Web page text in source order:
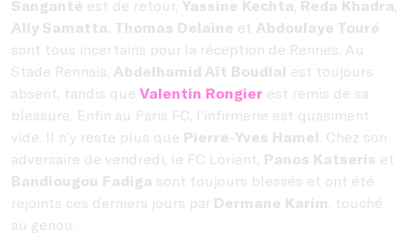
Sanganté est de retour, Yassine Kechta, Reda Khadra,
Ally Samatta, Thomas Delaine et Abdoulaye Touré
sont tous incertains pour la réception de Rennes. Au
Stade Rennais, Abdelhamid Aït Boudlal est toujours
absent, tandis que Valentin Rongier est remis de sa
blessure. Enfin au Paris FC, l’infirmerie est quasiment
vide. Il n’y reste plus que Pierre-Yves Hamel. Chez son
adversaire de vendredi, le FC Lorient, Panos Katseris et
Bandiougou Fadiga sont toujours blessés et ont été
rejoints ces derniers jours par Dermane Karim, touché
au genou.